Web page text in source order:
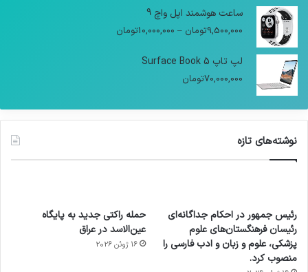
ساعت هوشمند اپل واچ 9
9,500,000تومان –
10,000,000تومان
لپ تاپ Surface Book 5
70,000,000تومان
نوشته‌های تازه
رئیس جمهور در احکام جداگانه‌ای
رئیسان فرهنگستان‌های علوم
پزشکی، علوم و زبان و ادب فارسی را
منصوب کرد.
حمله راکتی جدید به پایگاه
عین‌الاسد در عراق
16 ژوئن 2026